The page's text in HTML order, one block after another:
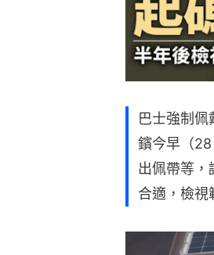
巴士強制
鑌今早（
出佩帶等，
合適，檢視